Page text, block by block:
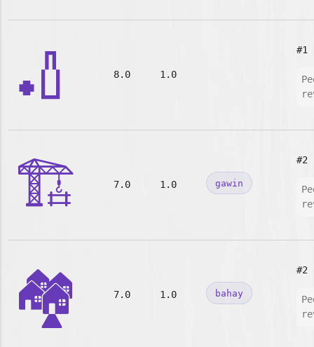
🏏 8.0 1.0
#1
🏗️ 7.0 1.0 gawin
#2
🏘️ 7.0 1.0 bahay
#2